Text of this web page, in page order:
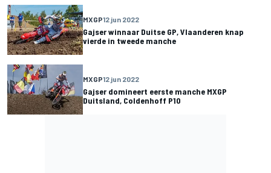
MXGP12 jun 2022
Gajser winnaar Duitse GP, Vlaanderen knap
vierde in tweede manche
MXGP12 jun 2022
Gajser domineert eerste manche MXGP
Duitsland, Coldenhoff P10